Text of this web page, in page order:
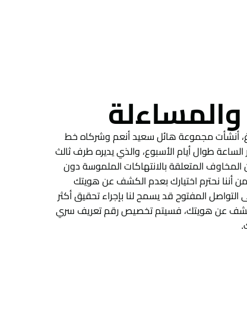
والمساءلة
أنشأت مجموعة هائل سعيد أنعم وشركاه خط
طوال أيام الأسبوع، والذي يديره طرف ثالث
المتعلقة بالانتهاكات الملموسة دون
نحترم اختيارك بعدم الكشف عن هويتك
التواصل المفتوح قد يسمح لنا بإجراء تحقيق أكثر
عن هويتك، فسيتم تخصيص رقم تعريف سري